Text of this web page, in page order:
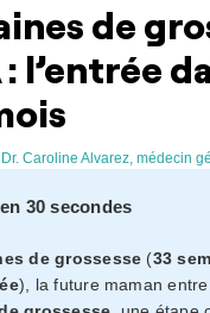
de
: l’entrée
Dr. Caroline Alvarez, médecin
30 secondes
de grossesse (33
), la future maman